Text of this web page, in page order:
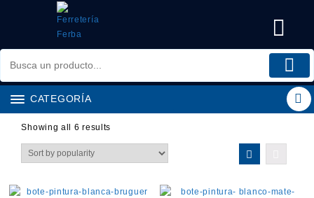
CATEGORÍA
Showing all 6 results